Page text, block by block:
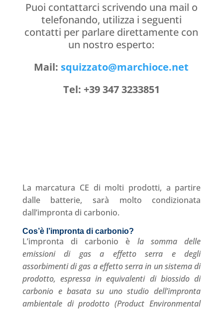
Puoi contattarci scrivendo una mail o
telefonando, utilizza i seguenti
contatti per parlare direttamente con
un nostro esperto:
Mail: squizzato@marchioce.net
Tel: +39 347 3233851
La marcatura CE di molti prodotti, a partire
dalle batterie, sarà molto condizionata
dall’impronta di carbonio.
Cos’è l’impronta di carbonio?
L’impronta di carbonio è la
somma delle
emissioni di gas a effetto serra e degli
assorbimenti di gas a effetto serra in un sistema di
prodotto, espressa in equivalenti di biossido di
carbonio e basata su uno studio dell’impronta
ambientale di prodotto (Product Environmental